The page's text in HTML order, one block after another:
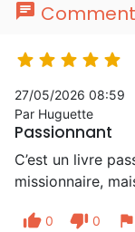
chat
    
27/05/2026 08:59
Par Huguette
Passionnant
C’est un livre
missionnaire,
thumb_up 0 thumb_down 0 flag